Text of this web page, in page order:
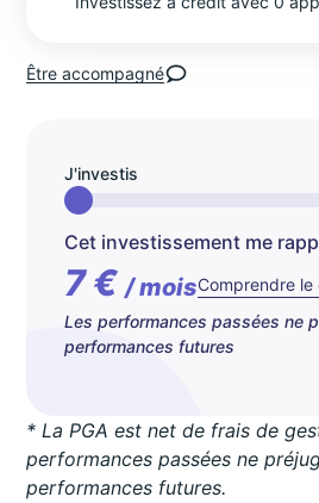
Être accompagné
J'investis
Cet investissement me
7 €/ moisComprendre le
Les performances passées ne
performances futures
* La PGA est net de frais de
performances passées ne
performances futures.